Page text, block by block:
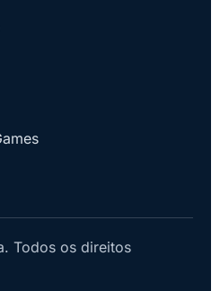
Todos os direitos